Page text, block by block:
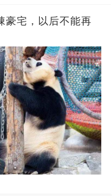
豪宅，以后不能再